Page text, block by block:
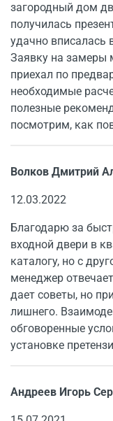
загородный дом
получилась
удачно вписалась
Заявку на замеры
приехал по
необходимые
полезные
посмотрим, как
Волков Дмитрий
12.03.2022
Благодарю за
входной двери в
каталогу, но с
менеджер
дает советы, но
лишнего.
обговоренные
установке
Андреев Игорь